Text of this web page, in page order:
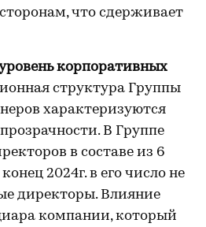
что сдерживает
корпоративных
структура Группы
характеризуются
В Группе
в составе из 6
2024г. в его число не
директоры. Влияние
компании, который